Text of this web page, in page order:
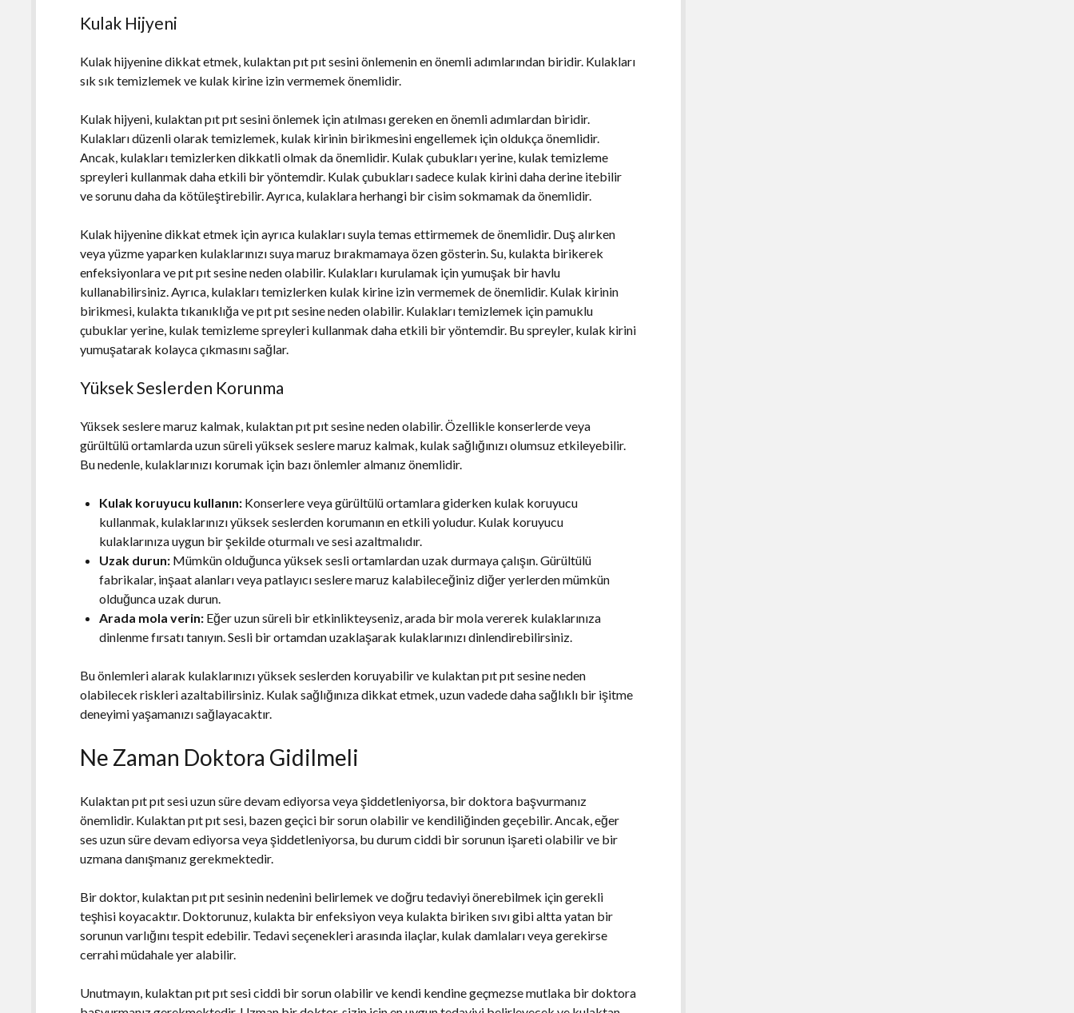
Kulak Hijyeni
Kulak hijyenine dikkat etmek, kulaktan pıt pıt sesini önlemenin en önemli adımlarından biridir. Kulakları
sık sık temizlemek ve kulak kirine izin vermemek önemlidir.
Kulak hijyeni, kulaktan pıt pıt sesini önlemek için atılması gereken en önemli adımlardan biridir.
Kulakları düzenli olarak temizlemek, kulak kirinin birikmesini engellemek için oldukça önemlidir.
Ancak, kulakları temizlerken dikkatli olmak da önemlidir. Kulak çubukları yerine, kulak temizleme
spreyleri kullanmak daha etkili bir yöntemdir. Kulak çubukları sadece kulak kirini daha derine itebilir
ve sorunu daha da kötüleştirebilir. Ayrıca, kulaklara herhangi bir cisim sokmamak da önemlidir.
Kulak hijyenine dikkat etmek için ayrıca kulakları suyla temas ettirmemek de önemlidir. Duş alırken
veya yüzme yaparken kulaklarınızı suya maruz bırakmamaya özen gösterin. Su, kulakta birikerek
enfeksiyonlara ve pıt pıt sesine neden olabilir. Kulakları kurulamak için yumuşak bir havlu
kullanabilirsiniz. Ayrıca, kulakları temizlerken kulak kirine izin vermemek de önemlidir. Kulak kirinin
birikmesi, kulakta tıkanıklığa ve pıt pıt sesine neden olabilir. Kulakları temizlemek için pamuklu
çubuklar yerine, kulak temizleme spreyleri kullanmak daha etkili bir yöntemdir. Bu spreyler, kulak kirini
yumuşatarak kolayca çıkmasını sağlar.
Yüksek Seslerden Korunma
Yüksek seslere maruz kalmak, kulaktan pıt pıt sesine neden olabilir. Özellikle konserlerde veya
gürültülü ortamlarda uzun süreli yüksek seslere maruz kalmak, kulak sağlığınızı olumsuz etkileyebilir.
Bu nedenle, kulaklarınızı korumak için bazı önlemler almanız önemlidir.
Kulak koruyucu kullanın: Konserlere veya gürültülü ortamlara giderken kulak koruyucu
kullanmak, kulaklarınızı yüksek seslerden korumanın en etkili yoludur. Kulak koruyucu
kulaklarınıza uygun bir şekilde oturmalı ve sesi azaltmalıdır.
Uzak durun: Mümkün olduğunca yüksek sesli ortamlardan uzak durmaya çalışın. Gürültülü
fabrikalar, inşaat alanları veya patlayıcı seslere maruz kalabileceğiniz diğer yerlerden mümkün
olduğunca uzak durun.
Arada mola verin: Eğer uzun süreli bir etkinlikteyseniz, arada bir mola vererek kulaklarınıza
dinlenme fırsatı tanıyın. Sesli bir ortamdan uzaklaşarak kulaklarınızı dinlendirebilirsiniz.
Bu önlemleri alarak kulaklarınızı yüksek seslerden koruyabilir ve kulaktan pıt pıt sesine neden
olabilecek riskleri azaltabilirsiniz. Kulak sağlığınıza dikkat etmek, uzun vadede daha sağlıklı bir işitme
deneyimi yaşamanızı sağlayacaktır.
Ne Zaman Doktora Gidilmeli
Kulaktan pıt pıt sesi uzun süre devam ediyorsa veya şiddetleniyorsa, bir doktora başvurmanız
önemlidir. Kulaktan pıt pıt sesi, bazen geçici bir sorun olabilir ve kendiliğinden geçebilir. Ancak, eğer
ses uzun süre devam ediyorsa veya şiddetleniyorsa, bu durum ciddi bir sorunun işareti olabilir ve bir
uzmana danışmanız gerekmektedir.
Bir doktor, kulaktan pıt pıt sesinin nedenini belirlemek ve doğru tedaviyi önerebilmek için gerekli
teşhisi koyacaktır. Doktorunuz, kulakta bir enfeksiyon veya kulakta biriken sıvı gibi altta yatan bir
sorunun varlığını tespit edebilir. Tedavi seçenekleri arasında ilaçlar, kulak damlaları veya gerekirse
cerrahi müdahale yer alabilir.
Unutmayın, kulaktan pıt pıt sesi ciddi bir sorun olabilir ve kendi kendine geçmezse mutlaka bir doktora